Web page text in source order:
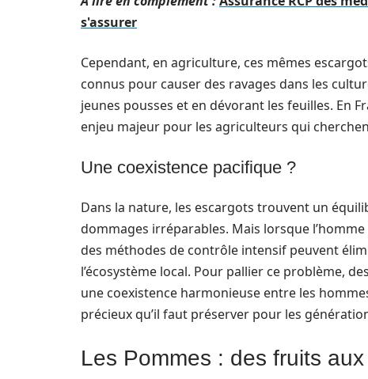
s'assurer
Cependant, en agriculture, ces mêmes
connus pour causer des ravages dans les
jeunes pousses et en dévorant les feuilles. En
enjeu majeur pour les agriculteurs qui
Une coexistence pacifique ?
Dans la nature, les escargots trouvent un
dommages irréparables. Mais lorsque
des méthodes de contrôle intensif peuvent
l’écosystème local. Pour pallier ce problème,
une coexistence harmonieuse entre les
précieux qu’il faut préserver pour les
Les Pommes : des fruits